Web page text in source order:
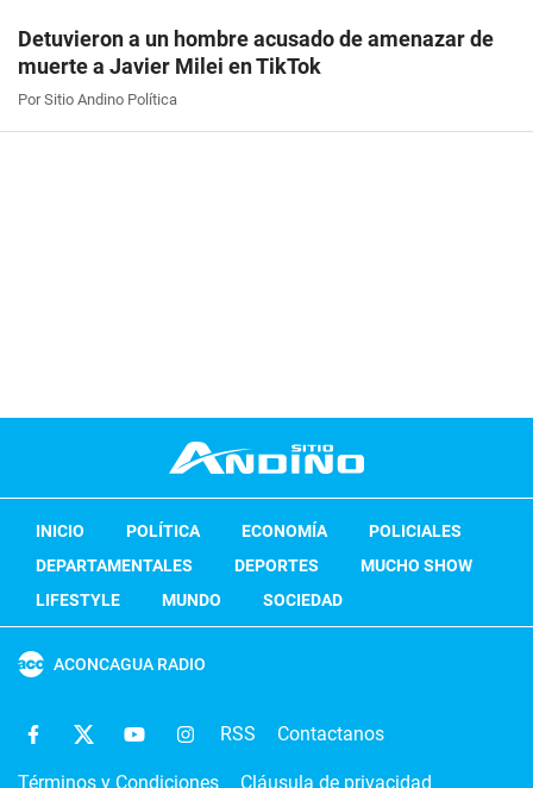
Detuvieron a un hombre acusado de amenazar de
muerte a Javier Milei en TikTok
Por Sitio Andino Política
INICIO POLÍTICA ECONOMÍA
POLICIALES
DEPARTAMENTALES
DEPORTES
MUCHO SHOW
LIFESTYLE
MUNDO SOCIEDAD
ACONCAGUA RADIO
RSS Contactanos
Términos y Condiciones Cláusula de privacidad